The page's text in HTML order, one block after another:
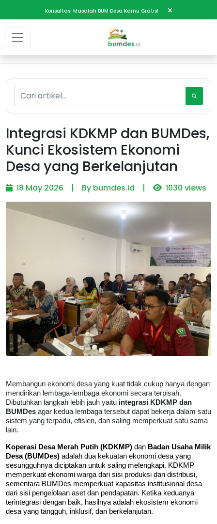
Konsultasi Masalah BUM Desa Kamu Gratis!
Integrasi KDKMP dan BUMDes,
Kunci Ekosistem Ekonomi
Desa yang Berkelanjutan
18 May 2026 | By bumdes.id | 1030 views
Membangun ekonomi desa yang kuat tidak cukup hanya dengan
mendirikan lembaga-lembaga ekonomi secara terpisah.
Dibutuhkan langkah lebih jauh yaitu integrasi KDKMP dan
BUMDes agar kedua lembaga tersebut dapat bekerja dalam satu
sistem yang terpadu, efisien, dan saling memperkuat satu sama
lain.
Koperasi Desa Merah Putih (KDKMP) dan Badan Usaha Milik
Desa (BUMDes) adalah dua kekuatan ekonomi desa yang
sesungguhnya diciptakan untuk saling melengkapi. KDKMP
memperkuat ekonomi warga dari sisi produksi dan distribusi,
sementara BUMDes memperkuat kapasitas institusional desa
dari sisi pengelolaan aset dan pendapatan. Ketika keduanya
terintegrasi dengan baik, hasilnya adalah ekosistem ekonomi
desa yang tangguh, inklusif, dan berkelanjutan.